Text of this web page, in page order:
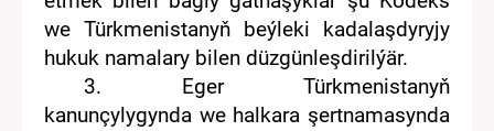
we Türkmenistanyň beýleki
kadalaşdyryjy
hukuk namalary bilen düzgünleşdirilýär.
3. Eger Türkmenistanyň
kanunçylygynda wehalkara şertnamasynda